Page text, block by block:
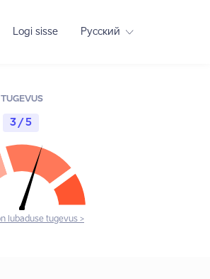
Logi sisse Русский
TUGEVUS
3 / 5
lubaduse tugevus >